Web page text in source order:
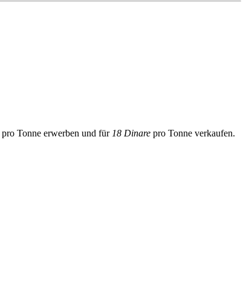
pro Tonne erwerben und für 18 Dinare pro Tonne verkaufen.